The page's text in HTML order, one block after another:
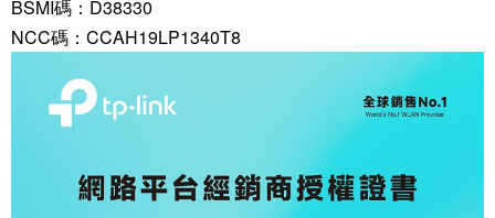
BSMI碼：D38330
NCC碼：CCAH19LP1340T8